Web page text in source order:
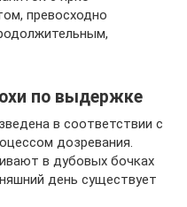
превосходно
по выдержке
в соответствии с
дозревания.
в дубовых бочках
день существует